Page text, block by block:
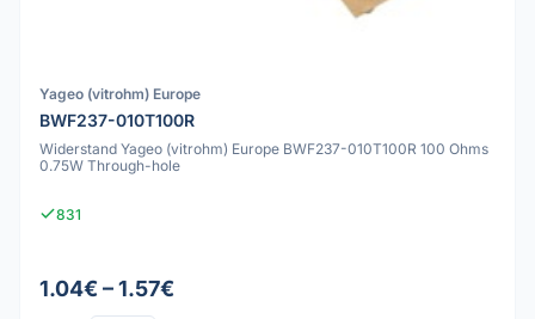
Yageo (vitrohm) Europe
BWF237-010T100R
Widerstand Yageo (vitrohm) Europe BWF237-010T100R 100 Ohms
0.75W Through-hole
831
1.04€ – 1.57€